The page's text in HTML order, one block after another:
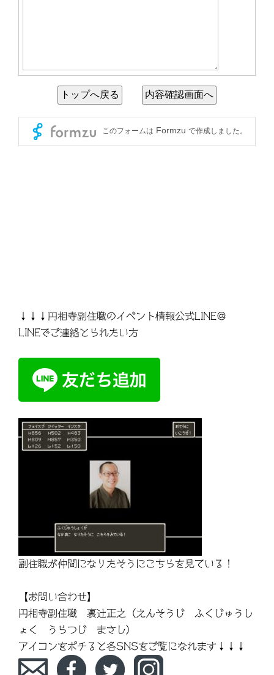
↓↓↓円相寺副住職のイベント情報公式LINE＠
LINEでご連絡とられたい方
副住職が仲間になりたそうにこちらを見ている！
【お問い合わせ】
円相寺副住職 裏辻正之（えんそうじ ふくじゅうし
ょく うらつじ まさし）
アイコンをポチると各SNSをご覧になれます↓↓↓